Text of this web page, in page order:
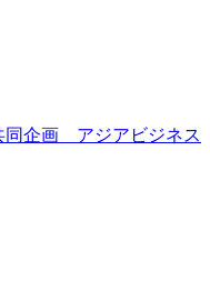
同企画 アジアビジネス